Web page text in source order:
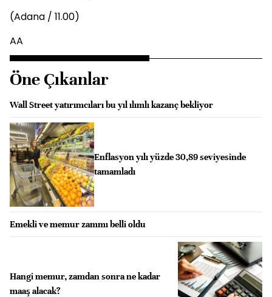
(Adana / 11.00)
AA
Öne Çıkanlar
Wall Street yatırımcıları bu yıl ılımlı kazanç bekliyor
Enflasyon yılı yüzde 30,89 seviyesinde
tamamladı
Emekli ve memur zammı belli oldu
Hangi memur, zamdan sonra ne kadar
maaş alacak?